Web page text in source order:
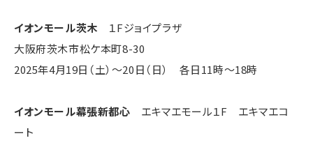
イオンモール茨木 １Fジョイプラザ
大阪府茨木市松ケ本町8-30
2025年4月19日（土）～20日（日） 各日11時〜18時
イオンモール幕張新都心 エキマエモール１F エキマエコ
ート